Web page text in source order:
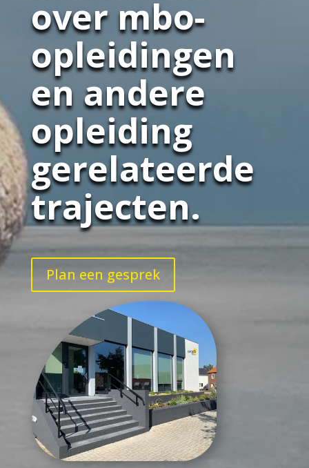
over mbo-
opleidingen
en andere
opleiding
gerelateerde
trajecten.
Plan een gesprek